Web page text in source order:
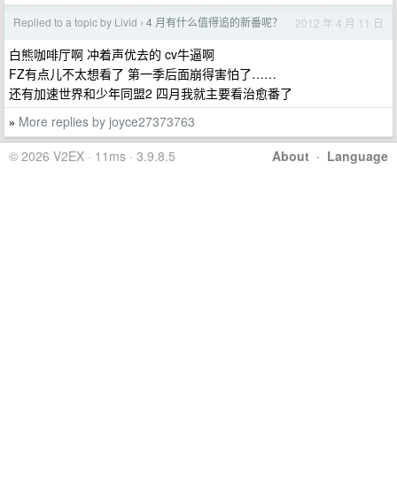
Replied to a topic by Livid › 4 月有什么值得追的新番呢？ 2012 年 4 月 11 日
白熊咖啡厅啊 冲着声优去的 cv牛逼啊
FZ有点儿不太想看了 第一季后面崩得害怕了……
还有加速世界和少年同盟2 四月我就主要看治愈番了
» More replies by joyce27373763
About · Language
© 2026 V2EX · 11ms · 3.9.8.5